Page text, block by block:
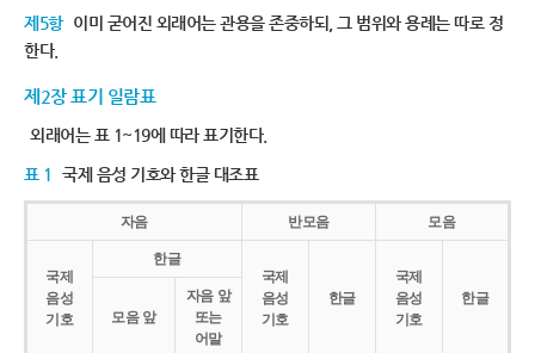
제5항 이미 굳어진 외래어는 관용을 존중하되, 그 범위와 용례는 따로 정
한다.
제2장 표기 일람표
외래어는 표 1~19에 따라 표기한다.
표 1 국제 음성 기호와 한글 대조표
자음 반모음 모음
국제
음성
기호
한글
국제
음성
기호
한글
국제
음성
기호
한글
모음 앞
자음 앞
또는
어말